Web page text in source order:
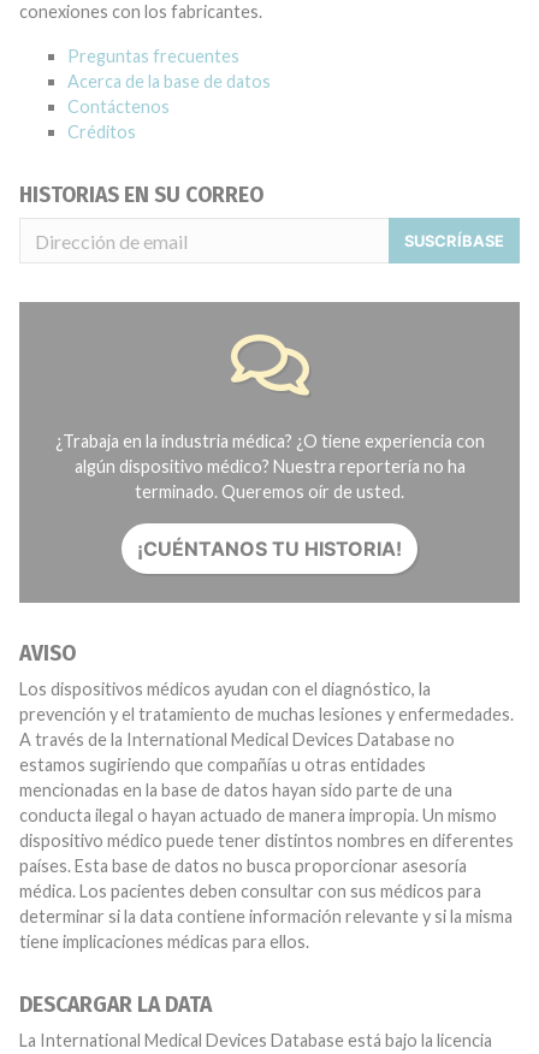
conexiones con los fabricantes.
Preguntas frecuentes
Acerca de la base de datos
Contáctenos
Créditos
HISTORIAS EN SU CORREO
SUSCRÍBASE
¿Trabaja en la industria médica? ¿O tiene experiencia con
algún dispositivo médico? Nuestra reportería no ha
terminado. Queremos oír de usted.
¡CUÉNTANOS TU HISTORIA!
AVISO
Los dispositivos médicos ayudan con el diagnóstico, la
prevención y el tratamiento de muchas lesiones y enfermedades.
A través de la International Medical Devices Database no
estamos sugiriendo que compañías u otras entidades
mencionadas en la base de datos hayan sido parte de una
conducta ilegal o hayan actuado de manera impropia. Un mismo
dispositivo médico puede tener distintos nombres en diferentes
países. Esta base de datos no busca proporcionar asesoría
médica. Los pacientes deben consultar con sus médicos para
determinar si la data contiene información relevante y si la misma
tiene implicaciones médicas para ellos.
DESCARGAR LA DATA
La International Medical Devices Database está bajo la licencia